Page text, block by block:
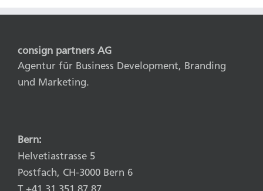
consign partners AG
Agentur für Business Development, Branding
und Marketing.
Bern:
Helvetiastrasse 5
Postfach, CH-3000 Bern 6
T +41 31 351 87 87